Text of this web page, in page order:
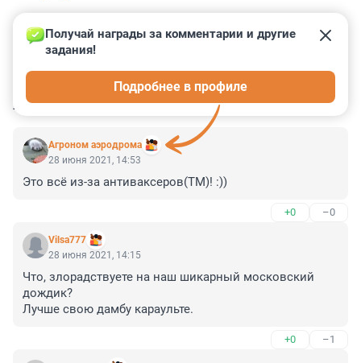
КОММЕНТАРИИ 4
Агроном аэродрома
Получай награды за комментарии и другие
задания!
Подробнее в профиле
28 июня 2021, 14:53
Это всё из-за антиваксеров(ТМ)! :))
+0 –0
Vilsa777
28 июня 2021, 14:15
Что, злорадствуете на наш шикарный московский
дождик?
Лучше свою дамбу караульте.
+0 –1